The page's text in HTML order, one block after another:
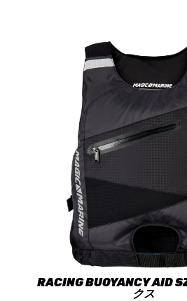
RACING BUOYANCY AID
クス